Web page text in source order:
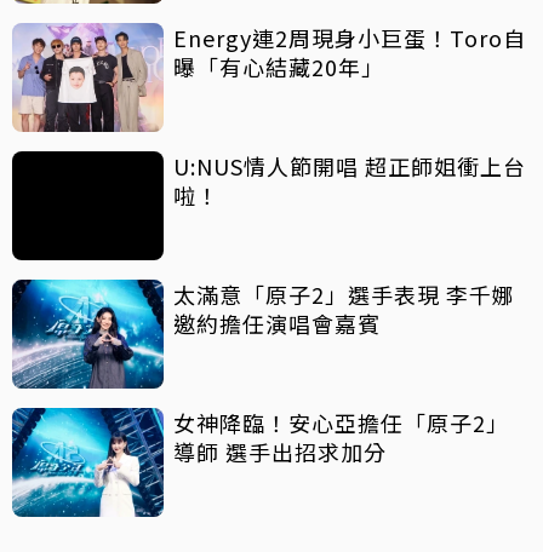
Energy連2周現身小巨蛋！Toro自
曝「有心結藏20年」
U:NUS情人節開唱 超正師姐衝上台
啦！
太滿意「原子2」選手表現 李千娜
邀約擔任演唱會嘉賓
女神降臨！安心亞擔任「原子2」
導師 選手出招求加分